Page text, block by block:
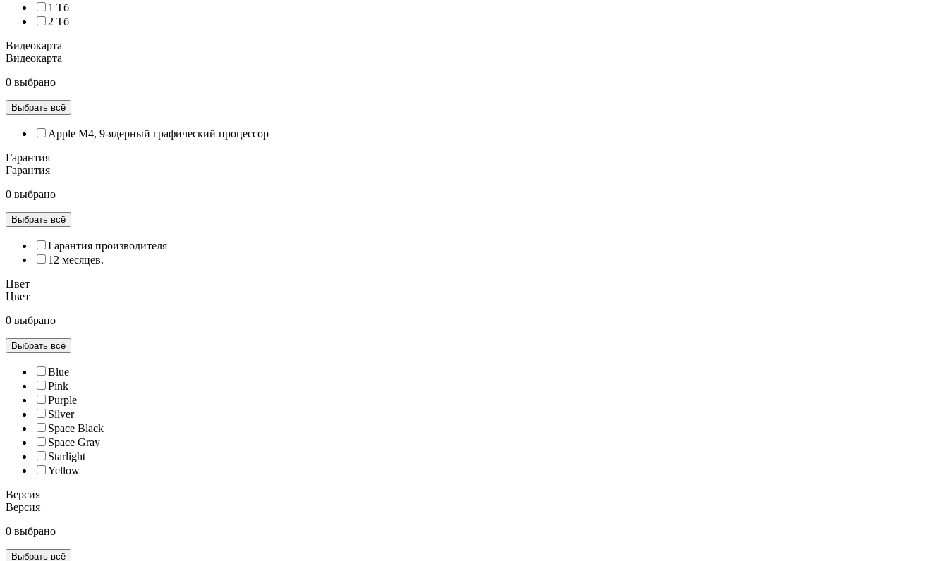
1 Тб
2 Тб
Видеокарта
Видеокарта
0 выбрано
Выбрать всё
Apple M4, 9‑ядерный графический процессор
Гарантия
Гарантия
0 выбрано
Выбрать всё
Гарантия производителя
12 месяцев.
Цвет
Цвет
0 выбрано
Выбрать всё
Blue
Pink
Purple
Silver
Space Black
Space Gray
Starlight
Yellow
Версия
Версия
0 выбрано
Выбрать всё